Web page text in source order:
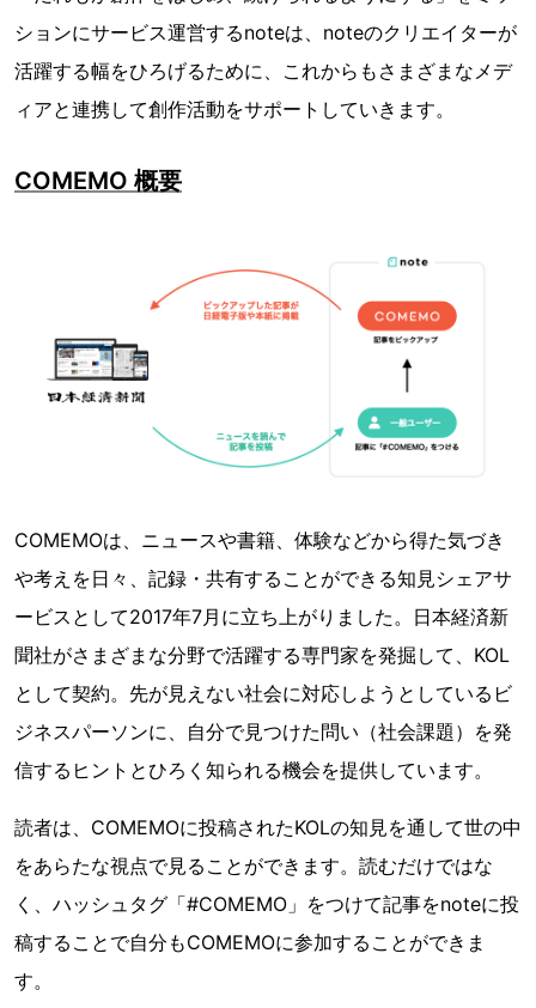
ションにサービス運営するnoteは、noteのクリエイターが
活躍する幅をひろげるために、これからもさまざまなメデ
ィアと連携して創作活動をサポートしていきます。
COMEMO 概要
COMEMOは、ニュースや書籍、体験などから得た気づき
や考えを日々、記録・共有することができる知見シェアサ
ービスとして2017年7月に立ち上がりました。日本経済新
聞社がさまざまな分野で活躍する専門家を発掘して、KOL
として契約。先が見えない社会に対応しようとしているビ
ジネスパーソンに、自分で見つけた問い（社会課題）を発
信するヒントとひろく知られる機会を提供しています。
読者は、COMEMOに投稿されたKOLの知見を通して世の中
をあらたな視点で見ることができます。読むだけではな
く、ハッシュタグ「#COMEMO」をつけて記事をnoteに投
稿することで自分もCOMEMOに参加することができま
す。